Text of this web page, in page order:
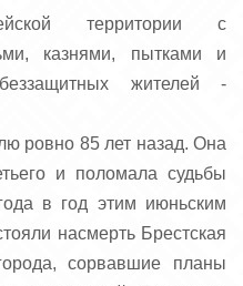
территории с
казнями, пытками и
жителей -
ровно 85 лет назад. Она
и поломала судьбы
в год этим июньским
насмерть Брестская
сорвавшие планы